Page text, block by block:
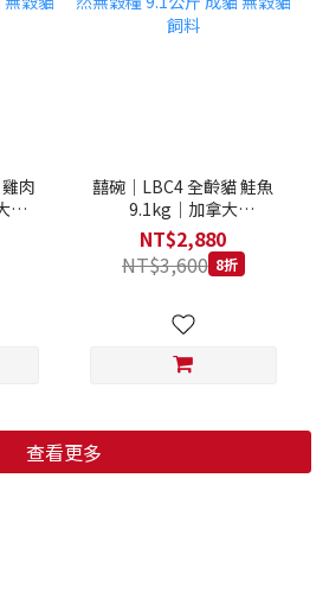
肉
1
囍碗｜LBC4 全齡貓 鮭魚
9.1kg｜加拿大
Loveabowl 天然無穀糧
9.1公斤 成貓 無穀貓飼料
NT$2,880
NT$3,600 8折
查看更多